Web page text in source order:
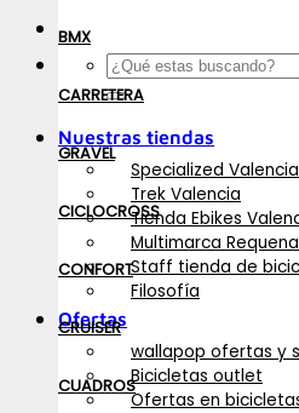
Buscar
por:
Nuestras tiendas
Specialized Valencia
Trek Valencia
Tienda Ebikes
Multimarca Requena
Staff tienda de
Filosofía
Ofertas
wallapop ofertas y
Bicicletas outlet
Ofertas en
BMX
CARRETERA
GRAVEL
CICLOCROSS
CONFORT
CRUISER
CUADROS